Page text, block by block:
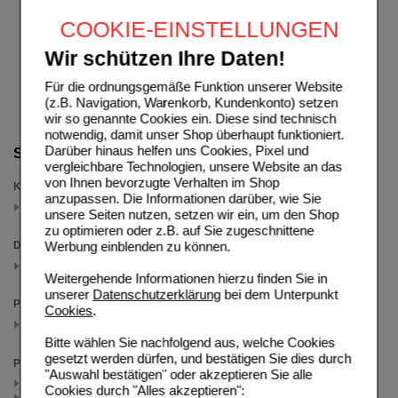
COOKIE-EINSTELLUNGEN
Wir schützen Ihre Daten!
Für die ordnungsgemäße Funktion unserer Website
(z.B. Navigation, Warenkorb, Kundenkonto) setzen
wir so genannte Cookies ein. Diese sind technisch
notwendig, damit unser Shop überhaupt funktioniert.
Darüber hinaus helfen uns Cookies, Pixel und
vergleichbare Technologien, unsere Website an das
von Ihnen bevorzugte Verhalten im Shop
anzupassen. Die Informationen darüber, wie Sie
unsere Seiten nutzen, setzen wir ein, um den Shop
zu optimieren oder z.B. auf Sie zugeschnittene
Werbung einblenden zu können.
Weitergehende Informationen hierzu finden Sie in
unserer Datenschutzerklärungbei dem Unterpunkt
Cookies.
Bitte wählen Sie nachfolgend aus, welche Cookies
gesetzt werden dürfen, und bestätigen Sie dies durch
"Auswahl bestätigen" oder akzeptieren Sie alle
Cookies durch "Alles akzeptieren":
Suche verfeinern
Kategorien
Komplexhomöopathie
(auswahl entfernen)
Darreichungsform
(auswahl entfernen)
Packungsgröße
Preis
< 24.00 (3)